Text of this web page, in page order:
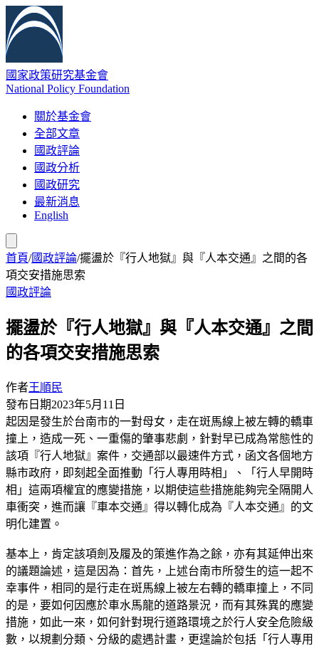
國家政策研究基金會
National Policy Foundation
關於基金會
全部文章
國政評論
國政分析
國政研究
最新消息
English
首頁/國政評論/擺盪於『行人地獄』與『人本交通』之間的各
項交安措施思索
國政評論
擺盪於『行人地獄』與『人本交通』之間
的各項交安措施思索
作者王順民
發布日期2023年5月11日
起因是發生於台南市的一對母女，走在斑馬線上被左轉的轎車
撞上，造成一死、一重傷的肇事悲劇，針對早已成為常態性的
該項『行人地獄』案件，交通部以最速件方式，函文各個地方
縣市政府，即刻起全面推動「行人專用時相」、「行人早開時
相」這兩項權宜的應變措施，以期使這些措施能夠完全隔開人
車衝突，進而讓『車本交通』得以轉化成為『人本交通』的文
明化建置。
基本上，肯定該項劍及履及的策進作為之餘，亦有其延伸出來
的議題論述，這是因為：首先，上述台南市所發生的這一起不
幸事件，相同的是行走在斑馬線上被左右轉的轎車撞上，不同
的是，要如何因應於車水馬龍的道路景況，而有其殊異的應變
措施，如此一來，如何針對現行道路環境之於行人安全危險級
數，以規劃分類、分級的處遇計畫，更遑論於包括「行人專用